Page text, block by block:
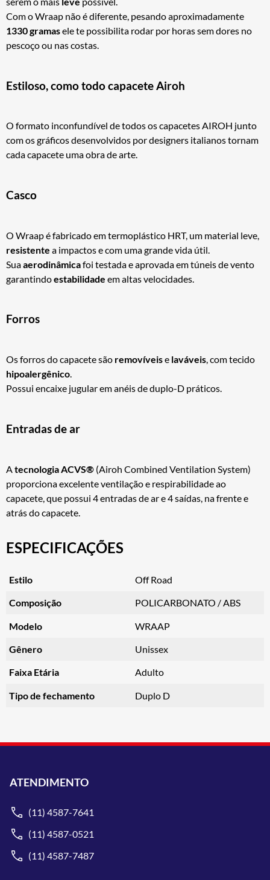
Com o Wraap não é diferente, pesando aproximadamente
1330 gramasele te possibilita rodar por horas sem dores no
pescoço ou nas costas.
Estiloso, como todo capacete Airoh
O formato inconfundível de todos os capacetes AIROH junto
com os gráficos desenvolvidos por designers italianos tornam
cada capacete uma obra de arte.
Casco
O Wraap é fabricado em termoplástico HRT, um material leve,
resistente a impactos e com uma grande vida útil.
Suaaerodinâmicafoi testada e aprovada em túneis de vento
garantindoestabilidade em altas velocidades.
Forros
Os forros do capacete são removíveise laváveis, com tecido
hipoalergênico.
Possui encaixe jugular em anéis de duplo-D práticos.
Entradas de ar
A tecnologia ACVS® (Airoh Combined Ventilation System)
proporciona excelente ventilação e respirabilidade ao
capacete, que possui 4 entradas de ar e 4 saídas, na frente e
atrás do capacete.
ESPECIFICAÇÕES
Estilo Off Road
Composição POLICARBONATO / ABS
Modelo WRAAP
Gênero Unissex
Faixa Etária Adulto
Tipo de fechamento Duplo D
ATENDIMENTO
(11) 4587-7641
(11) 4587-0521
(11) 4587-7487